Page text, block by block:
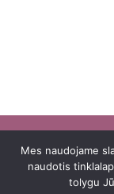
© 2022
negalią
Mes naudojame
naudotis
tolygu